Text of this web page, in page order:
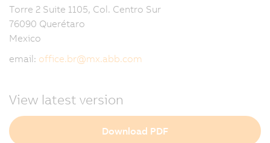
Torre 2 Suite 1105, Col. Centro Sur
76090 Querétaro
Mexico
email: office.br@mx.abb.com
View latest version
Download PDF